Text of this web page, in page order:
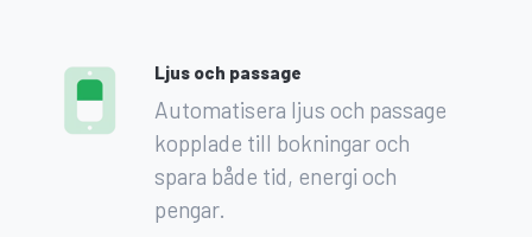
Ljus och passage
Automatisera ljus och passage
kopplade till bokningar och
spara både tid, energi och
pengar.